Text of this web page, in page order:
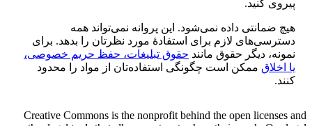
پیروی کنید.
هیچ ضمانتی داده نمی‌شود. این پروانه نمی‌تواند همه
دسترسی‌های لازم برای استفادهٔ مورد نظرتان را بدهد. برای
نمونه، دیگر حقوق مانند حقوق تبلیغات، حفظ حریم خصوصی،
یا اخلاق ممکن است چگونگی استفاده‌تان از مواد را محدود
کنند.
Creative Commons is the nonprofit behind the open licenses and